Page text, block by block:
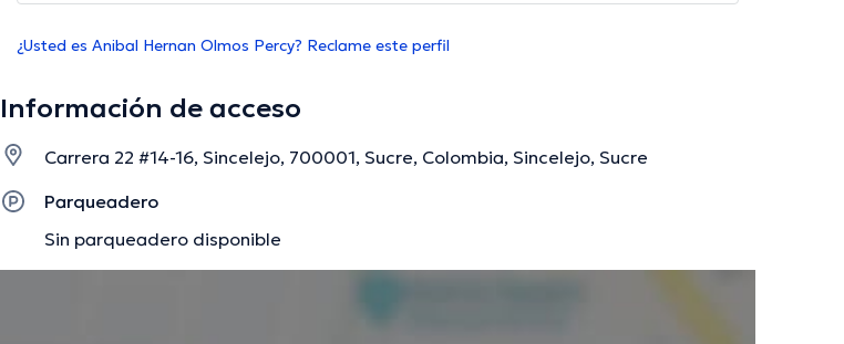
¿Usted es Anibal Hernan Olmos Percy? Reclame este perfil
Información de acceso
Carrera 22 #14-16, Sincelejo, 700001, Sucre, Colombia, Sincelejo, Sucre
Parqueadero
Sin parqueadero disponible